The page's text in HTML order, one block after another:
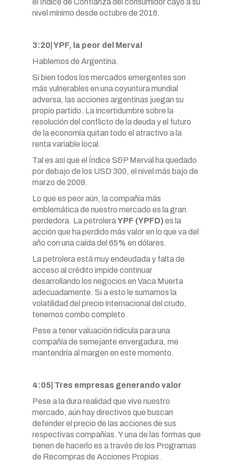
el Índice de Confianza del consumidor cayó a su
nivel mínimo desde octubre de 2016.
3:20| YPF, la peor del Merval
Hablemos de Argentina.
Si bien todos los mercados emergentes son
más vulnerables en una coyuntura mundial
adversa, las acciones argentinas juegan su
propio partido. La incertidumbre sobre la
resolución del conflicto de la deuda y el futuro
de la economía quitan todo el atractivo a la
renta variable local.
Tal es así que el Índice S&P Merval ha quedado
por debajo de los USD 300, el nivel más bajo de
marzo de 2009.
Lo que es peor aún, la compañía más
emblemática de nuestro mercado es la gran
perdedora. La petroleraYPF (YPFD)es la
acción que ha perdido más valor en lo que va del
año con una caída del 65% en dólares.
La petrolera está muy endeudada y falta de
acceso al crédito impide continuar
desarrollando los negocios en Vaca Muerta
adecuadamente. Si a esto le sumamos la
volatilidad del precio internacional del crudo,
tenemos combo completo.
Pese a tener valuación ridícula para una
compañía de semejante envergadura, me
mantendría al margen en este momento.
4:05| Tres empresas generando valor
Pese a la dura realidad que vive nuestro
mercado, aún hay directivos que buscan
defender el precio de las acciones de sus
respectivas compañías. Y una de las formas que
tienen de hacerlo es a través de los Programas
de Recompras de Acciones Propias.